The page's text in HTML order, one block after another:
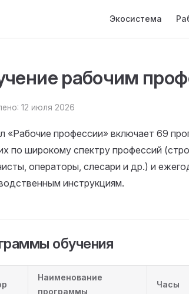
Экосистема
рабочим
12 июля 2026
«Рабочие профессии» включает 69
по широкому спектру профессий
операторы, слесари и др.) и
инструкциям.
обучения
Наименование
программы
Часы